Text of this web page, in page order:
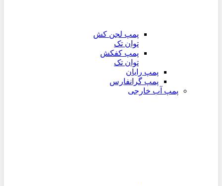
پمپ لجن کش
توان تک
پمپ کفکش
توان تک
پمپ رایان
پمپ گرانفارس
پمپ آب خارجی